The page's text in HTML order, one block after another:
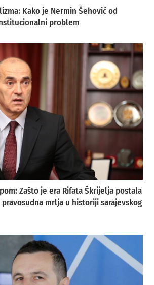
Kako je Nermin Šehović od
problem
Zašto je era Rifata Škrijelja postala
mrlja u historiji sarajevskog